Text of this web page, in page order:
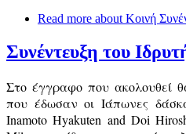
Read more about Κοινή
Συνέντευξη του
Στο έγγραφο που ακολουθεί
που έδωσαν οι Ιάπωνες
Inamoto Hyakuten and Doi